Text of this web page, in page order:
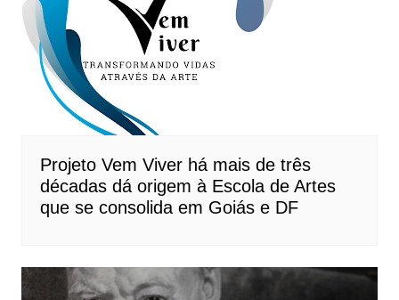
Projeto Vem Viver há mais de três
décadas dá origem à Escola de Artes
que se consolida em Goiás e DF